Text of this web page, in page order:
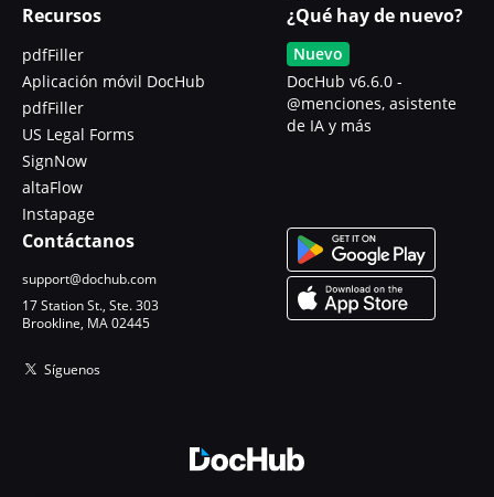
Recursos
pdfFiller
Aplicación móvil DocHub
pdfFiller
US Legal Forms
SignNow
altaFlow
Instapage
¿Qué hay de nuevo?
Nuevo
DocHub v6.6.0 -
@menciones, asistente
de IA y más
Contáctanos
support@dochub.com
17 Station St., Ste. 303
Brookline, MA 02445
Síguenos